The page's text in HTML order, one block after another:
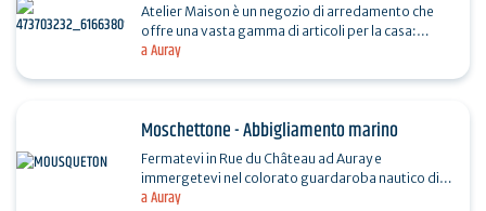
a Auray
Atelier Maison è un negozio di arredamento che
offre una vasta gamma di articoli per la casa:
stoviglie, tessuti, illuminazione, piccole
a Auray
Moschettone - Abbigliamento marino
Fermatevi in Rue du Château ad Auray e
immergetevi nel colorato guardaroba nautico di
Mousqueton, marchio bretone creato nel 2003.